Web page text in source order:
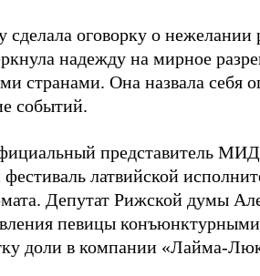
сделала оговорку о нежелании
надежду на мирное
странами. Она назвала себя
событий.
представитель
латвийской
Депутат Рижской думы
певицы
доли в компании «Лайма-